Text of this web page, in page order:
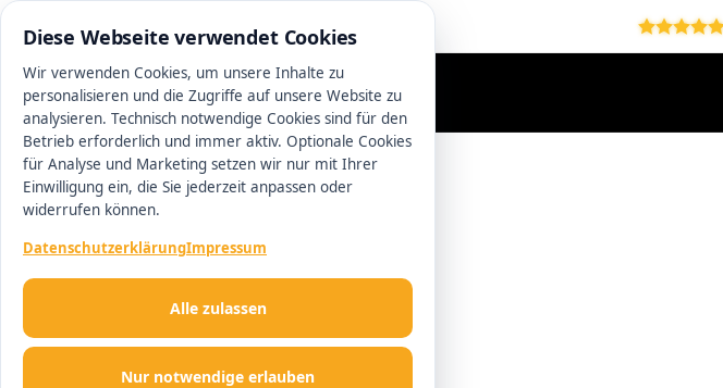
0511 13221100
Diese Webseite verwendet Cookies
Wir verwenden Cookies, um unsere Inhalte zu
personalisieren und die Zugriffe auf unsere Website zu
analysieren. Technisch notwendige Cookies sind für den
Betrieb erforderlich und immer aktiv. Optionale Cookies
für Analyse und Marketing setzen wir nur mit Ihrer
Einwilligung ein, die Sie jederzeit anpassen oder
widerrufen können.
DatenschutzerklärungImpressum
Nur notwendige erlauben
Alle zulassen